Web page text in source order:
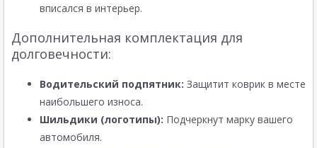
вписался в интерьер.
Дополнительная комплектация для
долговечности:
Водительский подпятник: Защитит коврик в месте
наибольшего износа.
Шильдики (логотипы): Подчеркнут марку вашего
автомобиля.